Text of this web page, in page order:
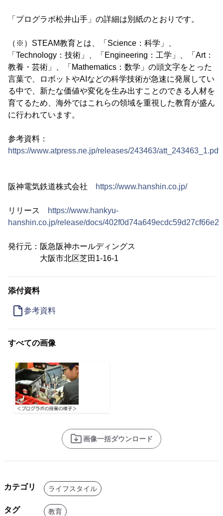
「プログラボ松井山手」の詳細は別紙のとおりです。
（※）STEAM教育とは、「Science：科学」、
「Technology：技術」、「Engineering：工学」、「Art：
教養・芸術」、「Mathematics：数学」の頭文字をとった
言葉で、ロボットやAIなどの科学技術が急速に発展してい
る中で、新たな価値や変化を生み出すことのできる人材を
育てるため、海外ではこれらの領域を重視した教育が盛ん
に行われています。
参考資料：
https://www.atpress.ne.jp/releases/243463/att_243463_1.pdf
阪神電気鉄道株式会社 https://www.hanshin.co.jp/
リリース
https://www.hankyu-
hanshin.co.jp/release/docs/
発行元：阪急阪神ホールディングス
大阪市北区芝田1-16-1
添付資料
参考資料
すべての画像
画像一括ダウンロード
カテゴリ ライフスタイル
タグ 教育